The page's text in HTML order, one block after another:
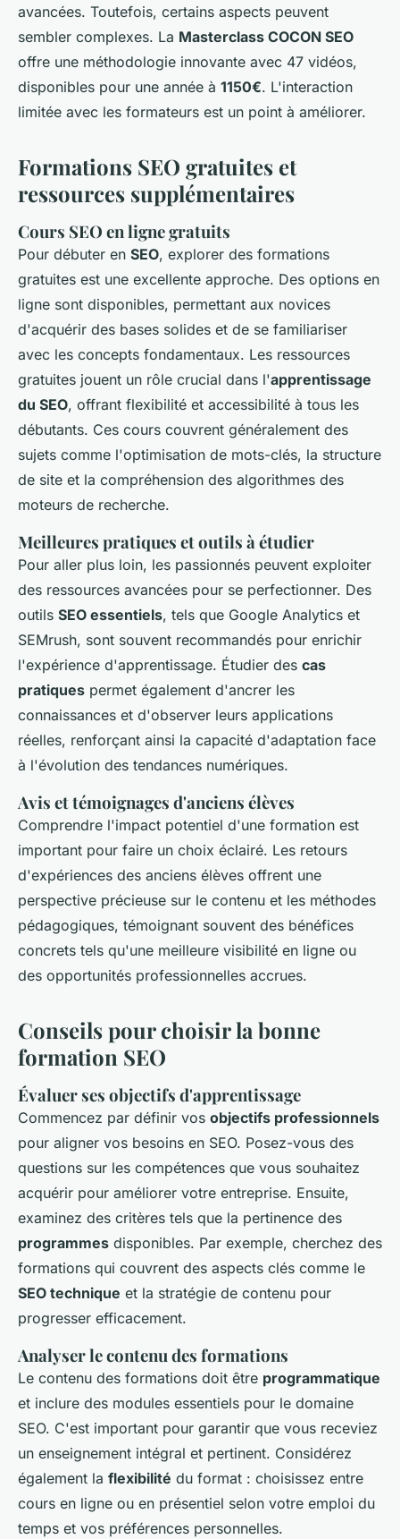
avancées. Toutefois, certains aspects peuvent
sembler complexes. La Masterclass COCON SEO
offre une méthodologie innovante avec 47 vidéos,
disponibles pour une année à 1150€. L'interaction
limitée avec les formateurs est un point à améliorer.
Formations SEO gratuites et
ressources supplémentaires
Cours SEO en ligne gratuits
Pour débuter en SEO, explorer des formations
gratuites est une excellente approche. Des options en
ligne sont disponibles, permettant aux novices
d'acquérir des bases solides et de se familiariser
avec les concepts fondamentaux. Les ressources
gratuites jouent un rôle crucial dans l'apprentissage
du SEO, offrant flexibilité et accessibilité à tous les
débutants. Ces cours couvrent généralement des
sujets comme l'optimisation de mots-clés, la structure
de site et la compréhension des algorithmes des
moteurs de recherche.
Meilleures pratiques et outils à étudier
Pour aller plus loin, les passionnés peuvent exploiter
des ressources avancées pour se perfectionner. Des
outils SEO essentiels, tels que Google Analytics et
SEMrush, sont souvent recommandés pour enrichir
l'expérience d'apprentissage. Étudier des cas
pratiques permet également d'ancrer les
connaissances et d'observer leurs applications
réelles, renforçant ainsi la capacité d'adaptation face
à l'évolution des tendances numériques.
Avis et témoignages d'anciens élèves
Comprendre l'impact potentiel d'une formation est
important pour faire un choix éclairé. Les retours
d'expériences des anciens élèves offrent une
perspective précieuse sur le contenu et les méthodes
pédagogiques, témoignant souvent des bénéfices
concrets tels qu'une meilleure visibilité en ligne ou
des opportunités professionnelles accrues.
Conseils pour choisir la bonne
formation SEO
Évaluer ses objectifs d'apprentissage
Commencez par définir vos objectifs professionnels
pour aligner vos besoins en SEO. Posez-vous des
questions sur les compétences que vous souhaitez
acquérir pour améliorer votre entreprise. Ensuite,
examinez des critères tels que la pertinence des
programmes disponibles. Par exemple, cherchez des
formations qui couvrent des aspects clés comme le
SEO technique et la stratégie de contenu pour
progresser efficacement.
Analyser le contenu des formations
Le contenu des formations doit être programmatique
et inclure des modules essentiels pour le domaine
SEO. C'est important pour garantir que vous receviez
un enseignement intégral et pertinent. Considérez
également la flexibilité du format : choisissez entre
cours en ligne ou en présentiel selon votre emploi du
temps et vos préférences personnelles.